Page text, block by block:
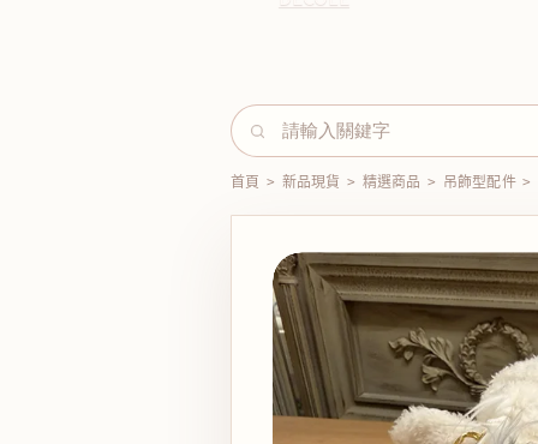
首頁 > 新品現貨 > 精選商品 > 吊飾型配件 >